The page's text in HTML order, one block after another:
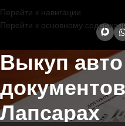
Перейти к навигации
Перейти к основному
Выкуп
Лапсарах